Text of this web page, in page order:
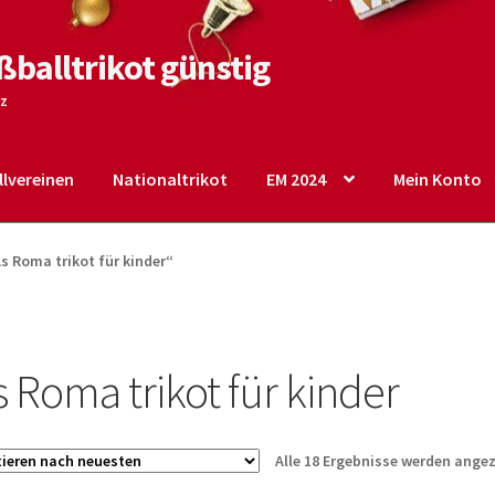
günstig
Nationaltrikot EM 2024 Mein Konto
Shop Startseite – English
Roma trikot für kinder“
Roma trikot für kinder
Alle 18 Ergebnisse werden